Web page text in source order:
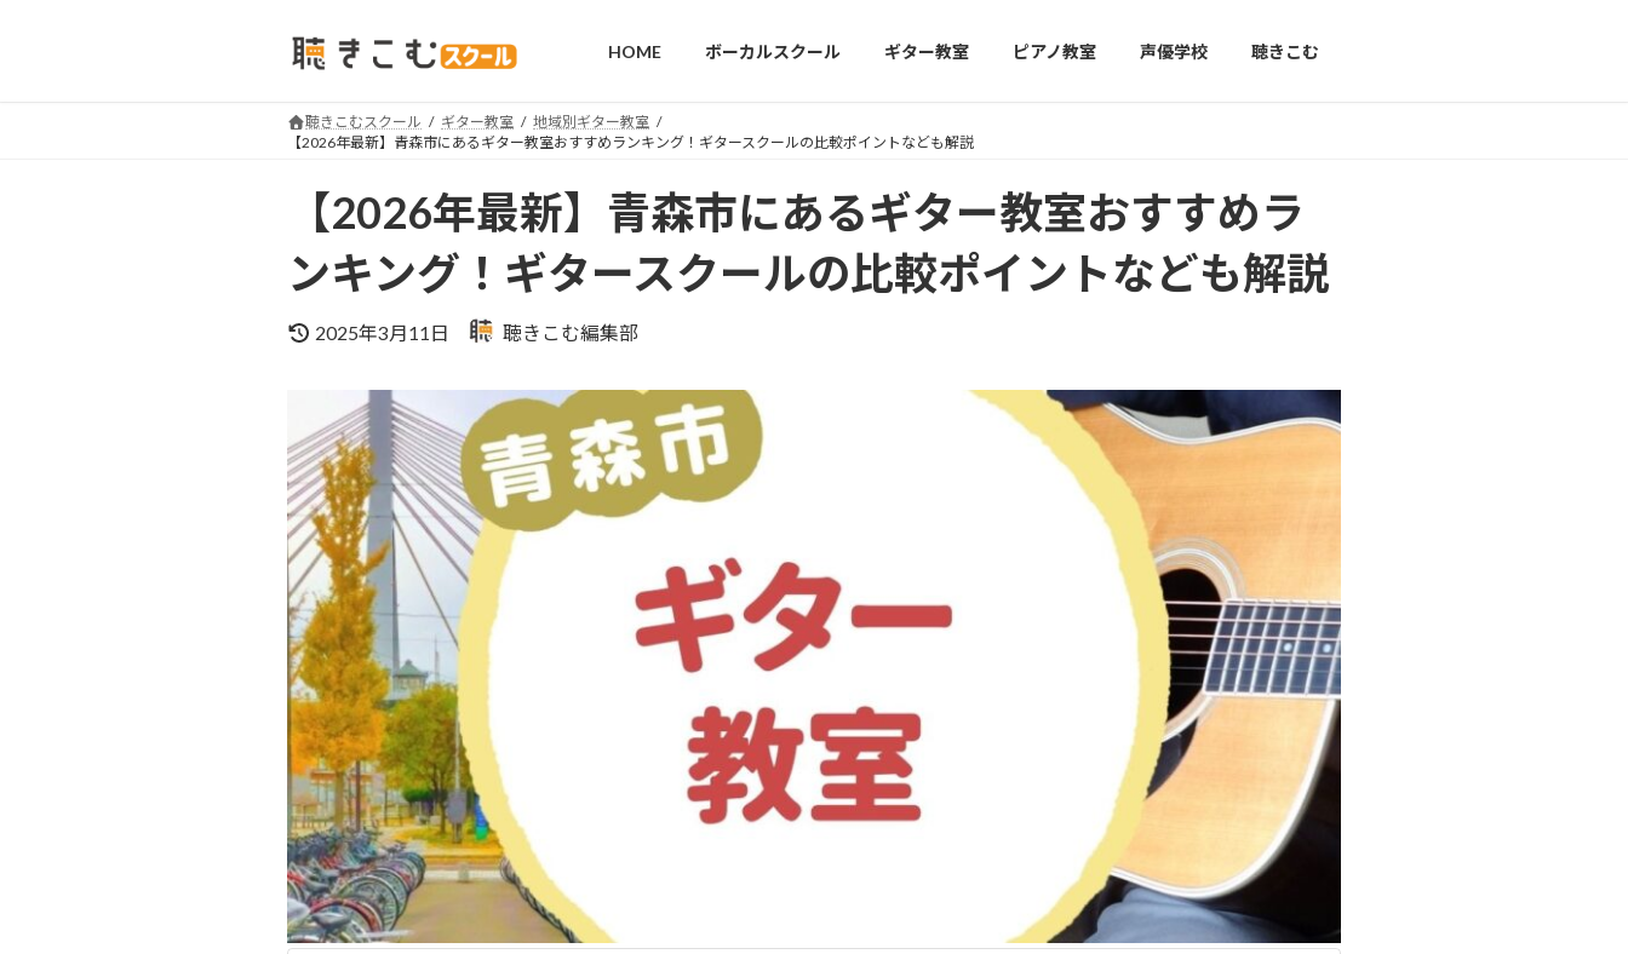
HOME ボーカルスクール ギター教室 ピアノ教室 声優学校 聴きこむ
聴きこむスクール ギター教室
地域別ギター教室
【2026年最新】青森市にあるギター教室おすすめランキング！ギタースクールの比較ポイントなども解説
【2026年最新】青森市にあるギター教室おすすめラ
ンキング！ギタースクールの比較ポイントなども解説
最
日
時
:
2025年3月11日 聴きこむ編集部